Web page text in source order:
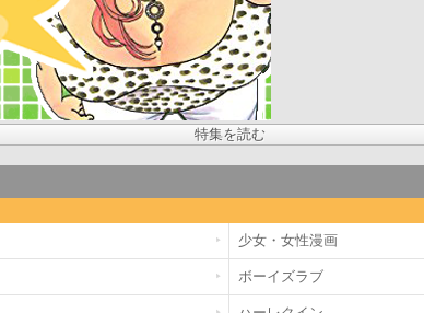
特集を読む
少女・女性漫画
ボーイズラブ